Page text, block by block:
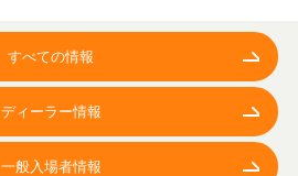
すべての情報
ディーラー情報
一般入場者情報